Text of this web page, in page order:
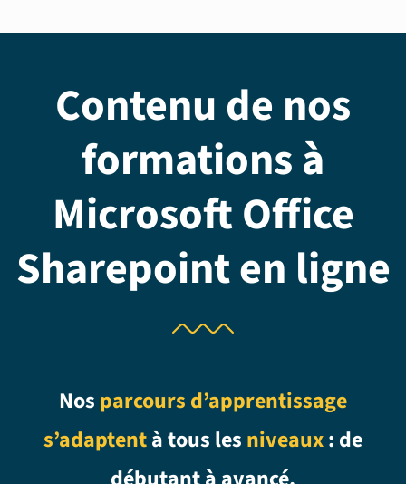
Contenu de nos
formations à
Microsoft Office
Sharepoint en ligne
Nos parcours d’apprentissage
s’adaptentà tous les niveaux: de